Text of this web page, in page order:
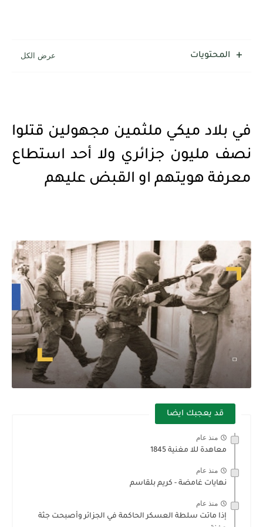
المحتويات
في بلاد ميكي ملثمين مجهولين قتلوا
نصف مليون جزائري ولا أحد استطاع
معرفة هويتهم او القبض عليهم
قد يعجبك ايضا
منذ عام
معاهدة للا مغنية 1845
منذ عام
نهايات غامضة - كريم بلقاسم
منذ عام
إذا ماتت سلطة العسكر الحاكمة في الجزائر وأصبحت جثة